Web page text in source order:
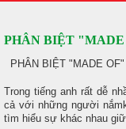
PHÂN BIỆT
PHÂN BIỆT "MADE
Trong tiếng anh rất dễ
cả với những người
tìm hiểu sự khác nhau